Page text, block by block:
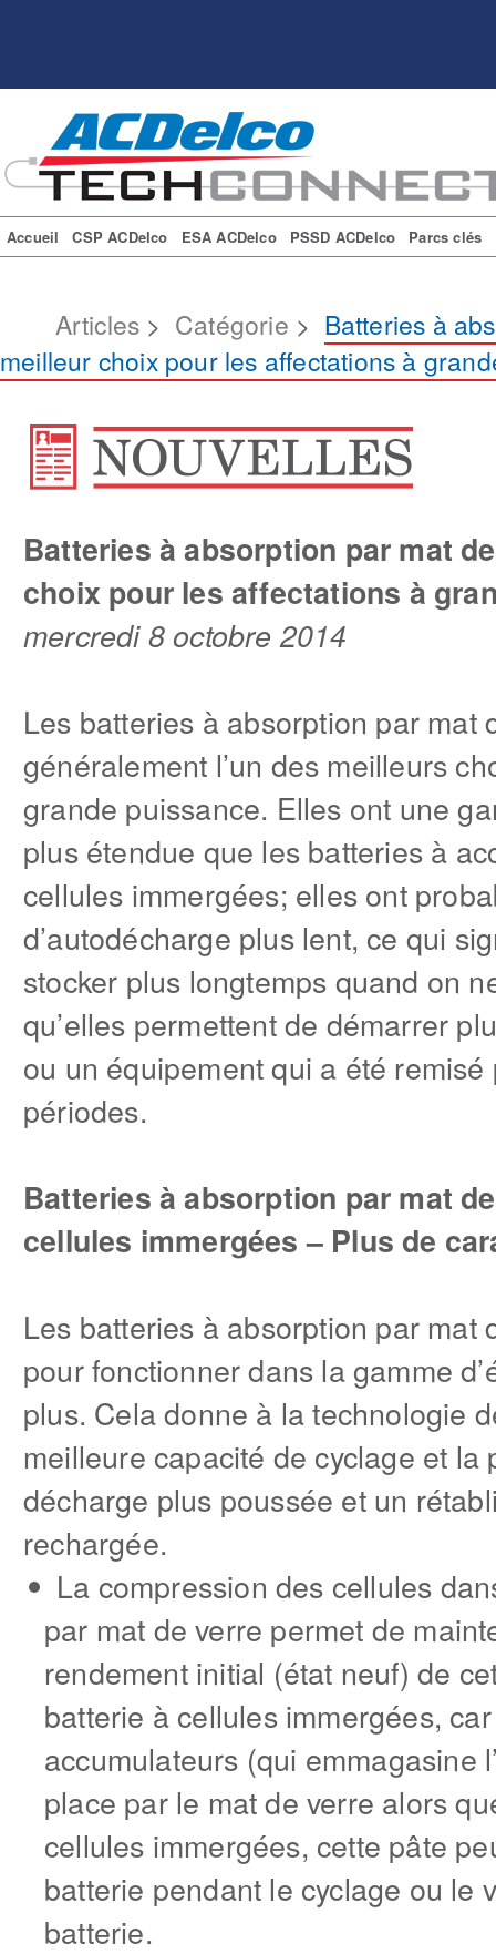
Accueil CSP ACDelco ESA ACDelco PSSD ACDelco Parcs clés
Articles > Catégorie > Batteries à
meilleur choix pour les affectations à
Batteries à absorption par mat
choix pour les affectations à
mercredi 8 octobre 2014
Les batteries à absorption par mat
généralement l’un des meilleurs
grande puissance. Elles ont une
plus étendue que les batteries à
cellules immergées; elles ont
d’autodécharge plus lent, ce qui
stocker plus longtemps quand on
qu’elles permettent de démarrer
ou un équipement qui a été
périodes.
Batteries à absorption par mat
cellules immergées – Plus de
Les batteries à absorption par mat
pour fonctionner dans la gamme
plus. Cela donne à la technologie
meilleure capacité de cyclage et la
décharge plus poussée et un
rechargée.
La compression des cellules
par mat de verre permet de
rendement initial (état neuf) de
batterie à cellules immergées,
accumulateurs (qui emmagasine
place par le mat de verre alors
cellules immergées, cette pâte
batterie pendant le cyclage ou le
batterie.